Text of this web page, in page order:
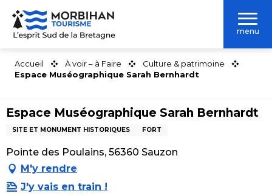
Aller
contenu
menu
Accueil À voir – à Faire
Culture & patrimoine
Espace Muséographique Sarah Bernhardt
Espace Muséographique Sarah Bernhardt
SITE ET MONUMENT HISTORIQUES FORT
Pointe des Poulains, 56360 Sauzon
M'y rendre
J'y vais en train !